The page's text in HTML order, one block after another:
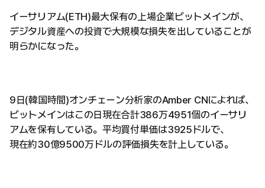
イーサリアム(ETH)最大保有の上場企業ビットメインが、
デジタル資産への投資で大規模な損失を出していることが
明らかになった。
9日(韓国時間)オンチェーン分析家のAmber CNによれば、
ビットメインはこの日現在合計386万4951個のイーサリ
アムを保有している。平均買付単価は3925ドルで、
現在約30億9500万ドルの評価損失を計上している。